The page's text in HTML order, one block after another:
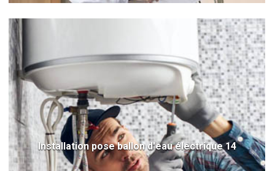
Installation pose ballon d'eau électrique 14